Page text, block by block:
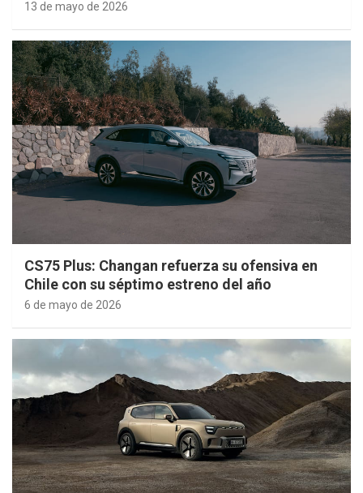
13 de mayo de 2026
CS75 Plus: Changan refuerza su ofensiva en
Chile con su séptimo estreno del año
6 de mayo de 2026